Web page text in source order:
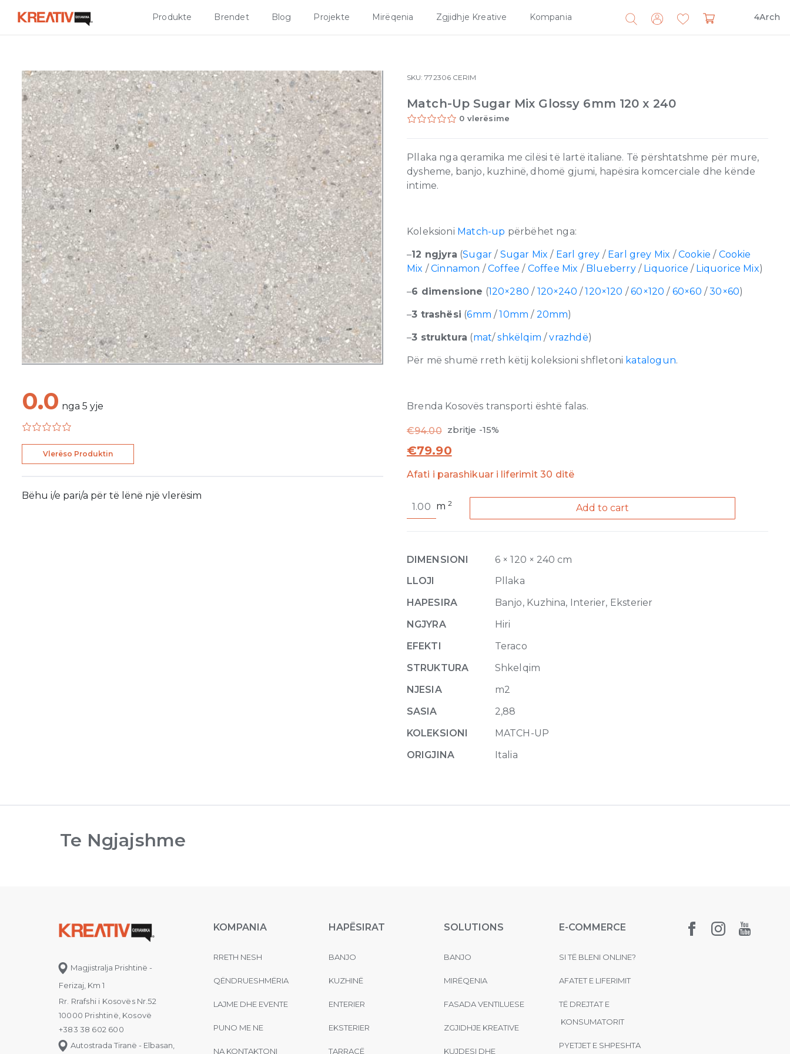
Produkte Brendet Blog Projekte Mirëqenia Zgjidhje Kreative Kompania 4Arch
Search
for:
0.0 nga 5 yje
Vlerëso Produktin
Bëhu i/e pari/a për të lënë një vlerësim
SKU:772306 CERIM
Match-Up Sugar Mix Glossy 6mm 120 x 240
0 vlerësime
Pllaka nga qeramika me cilësi të lartë italiane. Të përshtatshme për mure,
dysheme, banjo, kuzhinë, dhomë gjumi, hapësira komcerciale dhe kënde
intime.
Koleksioni Match-up përbëhet nga:
–12 ngjyra (Sugar / Sugar Mix / Earl grey / Earl grey Mix /Cookie/ Cookie
Mix /Cinnamon /Coffee / Coffee Mix / Blueberry/ Liquorice / Liquorice Mix)
–6 dimensione (120×280 / 120×240 /120×120 /60×120/ 60×60 /30×60)
–3 trashësi (6mm /10mm/ 20mm)
–3 struktura (mat/shkëlqim/vrazhdë)
Për më shumë rreth këtij koleksioni shfletoni katalogun.
Brenda Kosovës transporti është falas.
€94.00 zbritje -15%
€79.90
Afati i parashikuar i liferimit 30 ditë
Up
6mm
120
240
quantity
m2 Add to cart
DIMENSIONI
6 × 120 × 240 cm
LLOJI
Pllaka
HAPESIRA
Banjo, Kuzhina, Interier, Eksterier
NGJYRA
Hiri
EFEKTI
Teraco
STRUKTURA
Shkelqim
NJESIA
m2
SASIA
2,88
KOLEKSIONI
MATCH-UP
ORIGJINA
Italia
Te Ngjajshme
Magjistralja Prishtinë -
Ferizaj, Km 1
Rr. Rrafshi i Kosovës Nr.52
10000 Prishtinë, Kosovë
+383 38 602 600
Autostrada Tiranë - Elbasan,
KOMPANIA
RRETH NESH
QËNDRUESHMËRIA
LAJME DHE EVENTE
PUNO ME NE
NA KONTAKTONI
HAPËSIRAT
BANJO
KUZHINË
ENTERIER
EKSTERIER
TARRACË
SOLUTIONS
BANJO
MIRËQENIA
FASADA VENTILUESE
ZGJIDHJE KREATIVE
KUJDESI DHE
E-COMMERCE
SI TË BLENI ONLINE?
AFATET E LIFERIMIT
TË DREJTAT E
KONSUMATORIT
PYETJET E SHPESHTA